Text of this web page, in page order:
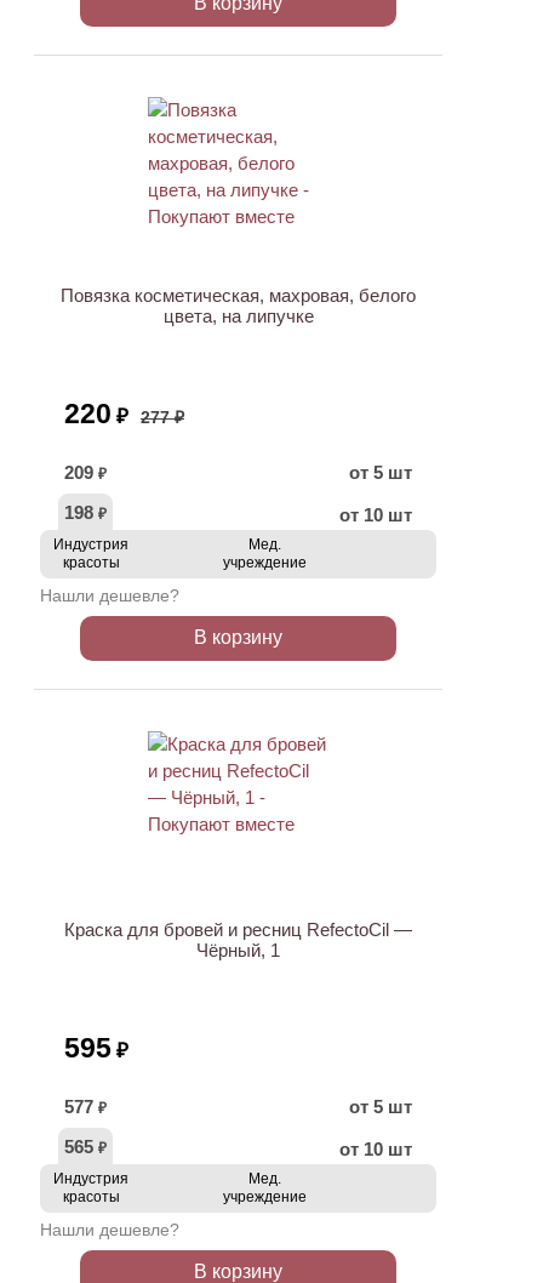
Повязка косметическая, махровая, белого
цвета, на липучке
220 ₽ 277 ₽
209 ₽
от 5 шт
198 ₽ от 10 шт
Индустрия
красоты
Мед.
учреждение
Нашли дешевле?
В корзину
Краска для бровей и ресниц RefectoCil —
Чёрный, 1
595 ₽
577 ₽
от 5 шт
565 ₽ от 10 шт
Индустрия
красоты
Мед.
учреждение
Нашли дешевле?
В корзину